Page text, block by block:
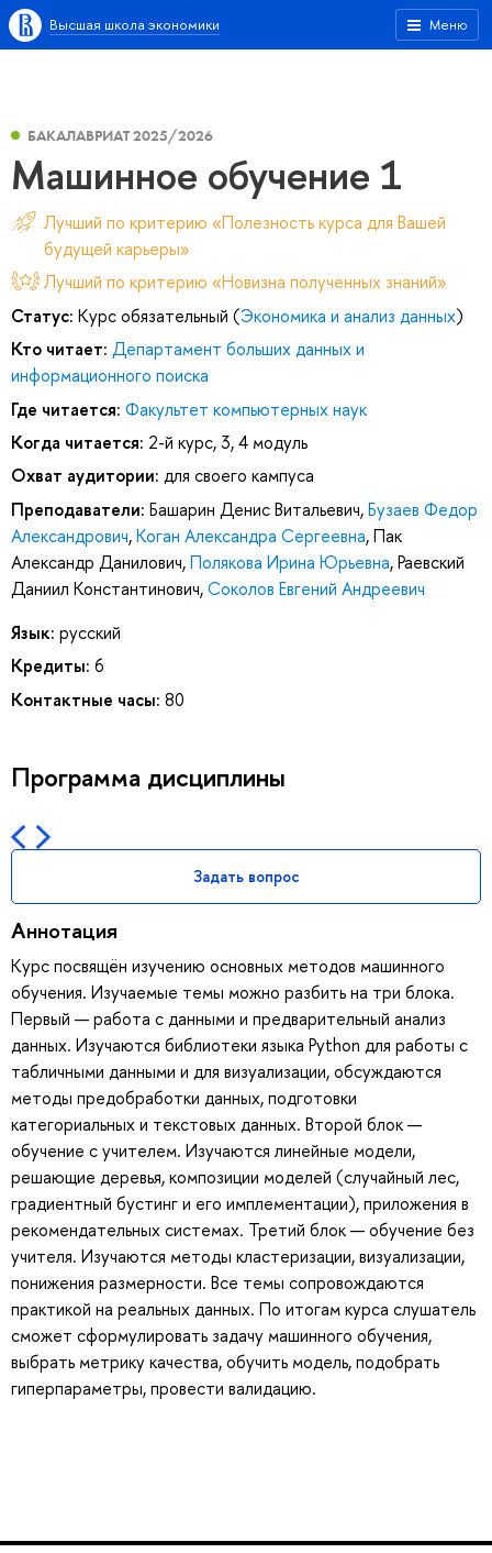
Меню
Высшая школа экономики
БАКАЛАВРИАТ 2025/2026
Машинное обучение 1
Лучший по критерию «Полезность курса для Вашей
будущей карьеры»
Лучший по критерию «Новизна полученных знаний»
Статус: Курс обязательный (Экономика и анализ данных)
Кто читает: Департамент больших данных и
информационного поиска
Где читается: Факультет компьютерных наук
Когда читается: 2-й курс, 3, 4 модуль
Охват аудитории: для своего кампуса
Преподаватели: Башарин Денис Витальевич,Бузаев Федор
Александрович,Коган Александра Сергеевна,Пак
Александр Данилович,Полякова Ирина Юрьевна,Раевский
Даниил Константинович,Соколов Евгений Андреевич
Язык: русский
Кредиты: 6
Контактные часы: 80
Программа дисциплины
Задать вопрос
Аннотация
Курс посвящён изучению основных методов машинного
обучения. Изучаемые темы можно разбить на три блока.
Первый — работа с данными и предварительный анализ
данных. Изучаются библиотеки языка Python для работы с
табличными данными и для визуализации, обсуждаются
методы предобработки данных, подготовки
категориальных и текстовых данных. Второй блок —
обучение с учителем. Изучаются линейные модели,
решающие деревья, композиции моделей (случайный лес,
градиентный бустинг и его имплементации), приложения в
рекомендательных системах. Третий блок — обучение без
учителя. Изучаются методы кластеризации, визуализации,
понижения размерности. Все темы сопровождаются
практикой на реальных данных. По итогам курса слушатель
сможет сформулировать задачу машинного обучения,
выбрать метрику качества, обучить модель, подобрать
гиперпараметры, провести валидацию.